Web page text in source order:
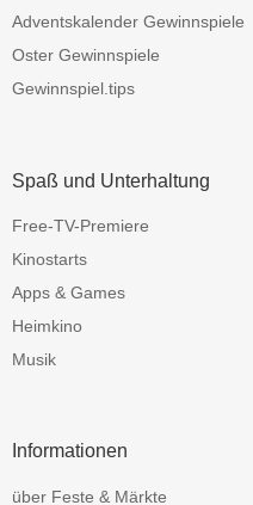
Adventskalender Gewinnspiele
Oster Gewinnspiele
Gewinnspiel.tips
Spaß und Unterhaltung
Free-TV-Premiere
Kinostarts
Apps & Games
Heimkino
Musik
Informationen
über Feste & Märkte